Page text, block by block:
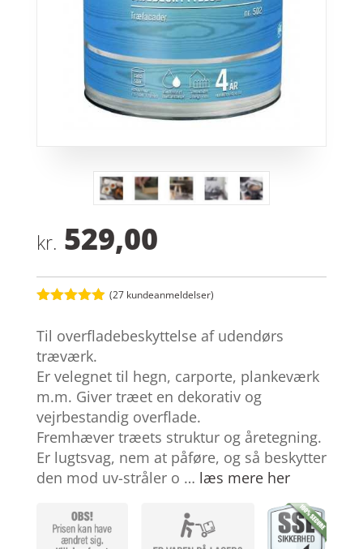
kr. 529,00
ud af 5
baseret på
kundebedøm
melser
(27 kundeanmeldelser)
Til overfladebeskyttelse af udendørs
træværk.
Er velegnet til hegn, carporte, plankeværk
m.m. Giver træet en dekorativ og
vejrbestandig overflade.
Fremhæver træets struktur og åretegning.
Er lugtsvag, nem at påføre, og så beskytter
den mod uv-stråler o … læs mere her